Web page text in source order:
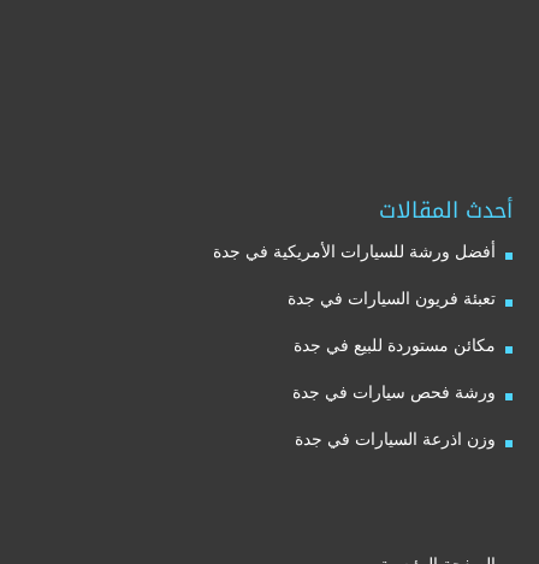
أحدث المقالات
أفضل ورشة للسيارات الأمريكية في جدة
تعبئة فريون السيارات في جدة
مكائن مستوردة للبيع في جدة
ورشة فحص سيارات في جدة
وزن اذرعة السيارات في جدة